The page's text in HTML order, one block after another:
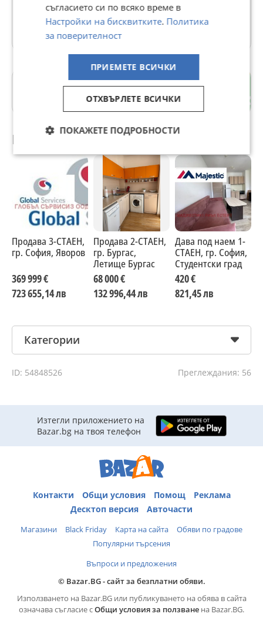
68 Обяви
Още оферти на https://inclusive1973.imot.bg
гр. Банско
Препоръчани за теб
Продава 3-СТАЕН,
гр. София, Яворов
369 999 €
723 655,14 лв
Продава 2-СТАЕН,
гр. Бургас,
Летище Бургас
68 000 €
132 996,44 лв
Дава под наем 1-
СТАЕН, гр. София,
Студентски град
420 €
821,45 лв
Категории
ID: 54848526 Преглеждания: 56
Изтегли приложението на
Bazar.bg на твоя телефон
Контакти Общи условия Помощ
Реклама
Десктоп версия
Авточасти
Магазини Black Friday Карта на сайта
Обяви по градове
Популярни търсения
Въпроси и предложения
© Bazar.BG - сайт за безплатни обяви.
Използването на Bazar.BG или публикуването на обява в сайта
означава съгласие сОбщи условия за ползване на Bazar.BG.
съгласието си по всяко време в
Настройки на бисквитките. Политика
за поверителност
ПРИЕМЕТЕ ВСИЧКИ
ОТХВЪРЛЕТЕ ВСИЧКИ
ПОКАЖЕТЕ ПОДРОБНОСТИ